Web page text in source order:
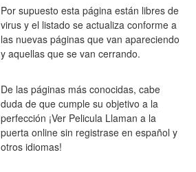
Por supuesto esta página están libres de
virus y el listado se actualiza conforme a
las nuevas páginas que van apareciendo
y aquellas que se van cerrando.
De las páginas más conocidas, cabe
duda de que cumple su objetivo a la
perfección ¡Ver Pelicula Llaman a la
puerta online sin registrase en español y
otros idiomas!